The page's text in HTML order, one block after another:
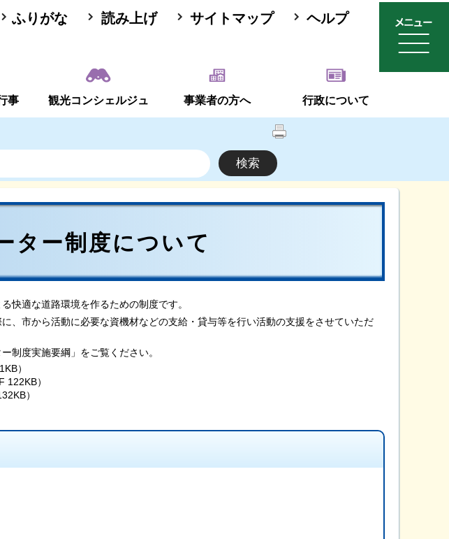
ふりがな 読み上げ サイトマップ ヘルプ
事 観光コンシェルジュ 事業者の方へ 行政について
ター制度について
快適な道路環境を作るための制度です。
、市から活動に必要な資機材などの支給・貸与等を行い活動の支援をさせていただ
制度実施要綱」をご覧ください。
）
122KB）
）